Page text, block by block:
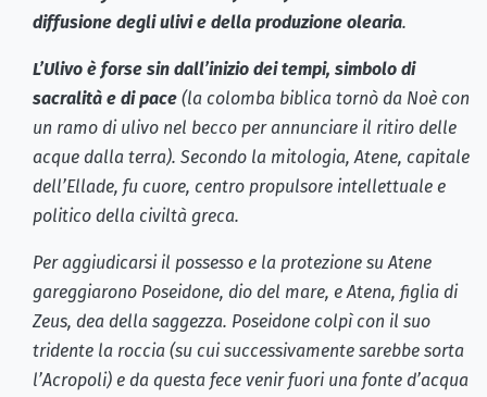
diffusione degli ulivi e della produzione olearia.
L’Ulivo è forse sin dall’inizio dei tempi, simbolo di
sacralità e di pace (la colomba biblica tornò da Noè con
un ramo di ulivo nel becco per annunciare il ritiro delle
acque dalla terra). Secondo la mitologia, Atene, capitale
dell’Ellade, fu cuore, centro propulsore intellettuale e
politico della civiltà greca.
Per aggiudicarsi il possesso e la protezione su Atene
gareggiarono Poseidone, dio del mare, e Atena, figlia di
Zeus, dea della saggezza. Poseidone colpì con il suo
tridente la roccia (su cui successivamente sarebbe sorta
l’Acropoli) e da questa fece venir fuori una fonte d’acqua